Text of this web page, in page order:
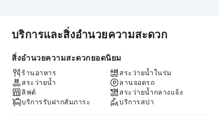
บริการและสิ่งอำนวยความสะดวก
สิ่งอำนวยความสะดวกยอดนิยม
ร้านอาหาร
สระว่ายน้ำ
ลิฟต์
บริการรับฝากสัมภาระ
สระว่ายน้ำในร่ม
ลานจอดรถ
สระว่ายน้ำกลางแจ้ง
บริการสปา